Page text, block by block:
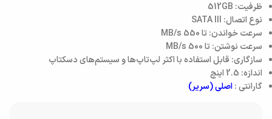
ظرفیت: 512GB
نوع اتصال: SATA III
سرعت خواندن: تا 550 MB/s
سرعت نوشتن: تا 500 MB/s
سازگاری: قابل استفاده با اکثر لپ‌تاپ‌ها و سیستم‌های دسکتاپ
اندازه: 2.5 اینچ
گارانتی :اصلی (سریر)